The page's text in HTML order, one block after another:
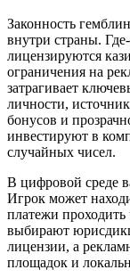
Законность
внутри страны.
лицензируются
ограничения на
затрагивает
личности,
бонусов и
инвестируют в
случайных чисел.
В цифровой среде
Игрок может
платежи проходить
выбирают
лицензии, а
площадок и